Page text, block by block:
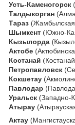
Усть-Каменогорск
Талдыкорган
Тараз (Жамбылская
Шымкент (Южно-
Кызылорда
Актобе
Костанай
Петропавловск
Кокшетау
Павлодар
Уральск (Западно-
Атырау
Актау